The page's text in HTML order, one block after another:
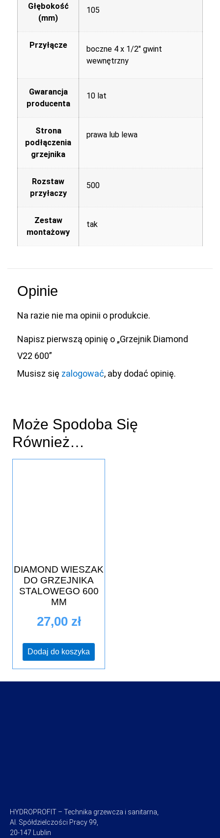
Głębokość
(mm)
105
Przyłącze
boczne 4 x 1/2" gwint
wewnętrzny
Gwarancja
producenta
10 lat
Strona
podłączenia
grzejnika
prawa lub lewa
Rozstaw
przyłaczy
500
Zestaw
montażowy
tak
Opinie
Na razie nie ma opinii o produkcie.
Napisz pierwszą opinię o „Grzejnik Diamond
V22 600”
Musisz się zalogować, aby dodać opinię.
Może Spodoba Się
Również…
DIAMOND WIESZAK
DO GRZEJNIKA
STALOWEGO 600
MM
27,00 zł
Dodaj do koszyka
HYDROPROFIT – Technika grzewcza i sanitarna,
Al. Spółdzielczości Pracy 99,
20-147 Lublin